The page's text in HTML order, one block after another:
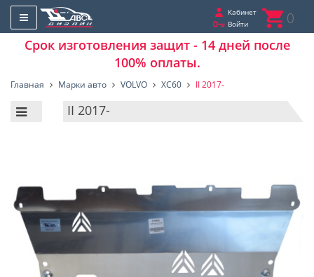
Кабинет
Войти
0
Срок изготовления защит - 14 дней после
100% оплаты.
Главная Марки авто VOLVO XC60 II 2017-
II 2017-